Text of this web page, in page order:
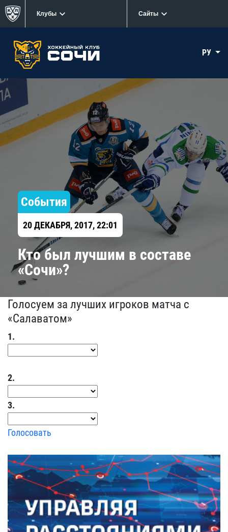
Клубы Сайты
РУ
События
20 ДЕКАБРЯ, 2017, 22:01
Кто был лучшим в составе
«Сочи»?
Голосуем за лучших игроков матча с
«Салаватом»
1.
2.
3.
Голосовать